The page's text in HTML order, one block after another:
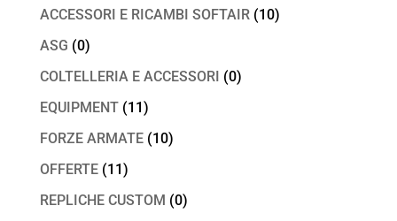
ACCESSORI E RICAMBI SOFTAIR (10)
ASG (0)
COLTELLERIA E ACCESSORI (0)
EQUIPMENT (11)
FORZE ARMATE (10)
OFFERTE (11)
REPLICHE CUSTOM (0)